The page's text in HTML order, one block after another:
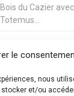
le
nous
et/ou
Bois du Cazier
Totemus…
Cazier et le Centre
CINEMINE vous